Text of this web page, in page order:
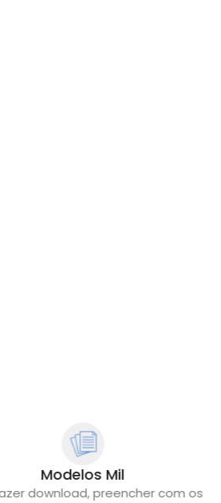
Modelos Mil
download, preencher com os